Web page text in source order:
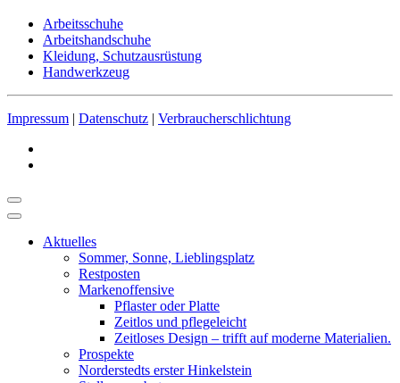
Arbeitsschuhe
Arbeitshandschuhe
Kleidung, Schutzausrüstung
Handwerkzeug
Impressum | Datenschutz | Verbraucherschlichtung
Aktuelles
Sommer, Sonne, Lieblingsplatz
Restposten
Markenoffensive
Pflaster oder Platte
Zeitlos und pflegeleicht
Zeitloses Design – trifft auf moderne Materialien.
Prospekte
Norderstedts erster Hinkelstein